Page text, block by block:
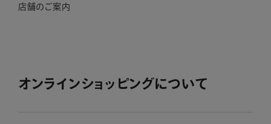
店舗のご案内
オンラインショッピングについて